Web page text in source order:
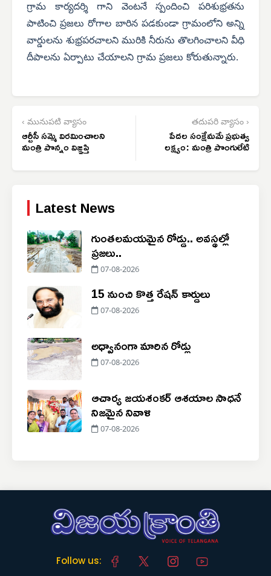
గ్రామ కార్యదర్శి గాని వెంటనే స్పందించి పరిశుభ్రతను
పాటించి ప్రజలు రోగాల బారిన పడకుండా గ్రామంలోని అన్ని
వార్డులను శుభ్రపరచాలని మురికి నీరును తొలగించాలని వీధి
దీపాలను ఏర్పాటు చేయాలని గ్రామ ప్రజలు కోరుతున్నారు.
‹ మునుపటి వ్యాసం
ఆర్టీసీ సమ్మె విరమించాలని
మంత్రి పొన్నం విజ్ఞప్తి
తదుపరి వ్యాసం ›
పేదల సంక్షేమమే ప్రభుత్వ
లక్ష్యం: మంత్రి పొంగులేటి
Latest News
గుంతలమయమైన రోడ్డు.. అవస్థల్లో
ప్రజలు..
07-08-2026
15 నుంచి కొత్త రేషన్ కార్డులు
07-08-2026
అధ్వానంగా మారిన రోడ్లు
07-08-2026
ఆచార్య జయశంకర్ ఆశయాల సాధనే
నిజమైన నివాళి
07-08-2026
Follow us: